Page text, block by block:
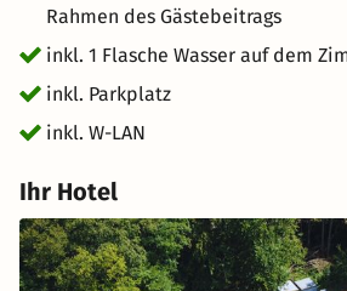
Rahmen des Gästebeitrags
inkl. 1 Flasche Wasser auf dem
inkl. Parkplatz
inkl. W-LAN
Ihr Hotel